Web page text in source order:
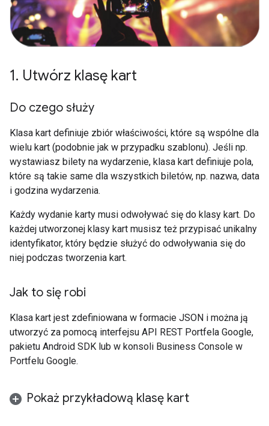
1. Utwórz klasę kart
Do czego służy
Klasa kart definiuje zbiór właściwości, które są wspólne dla
wielu kart (podobnie jak w przypadku szablonu). Jeśli np.
wystawiasz bilety na wydarzenie, klasa kart definiuje pola,
które są takie same dla wszystkich biletów, np. nazwa, data
i godzina wydarzenia.
Każdy wydanie karty musi odwoływać się do klasy kart. Do
każdej utworzonej klasy kart musisz też przypisać unikalny
identyfikator, który będzie służyć do odwoływania się do
niej podczas tworzenia kart.
Jak to się robi
Klasa kart jest zdefiniowana w formacie JSON i można ją
utworzyć za pomocą interfejsu API REST Portfela Google,
pakietu Android SDK lub w konsoli Business Console w
Portfelu Google.
Pokaż przykładową klasę kart